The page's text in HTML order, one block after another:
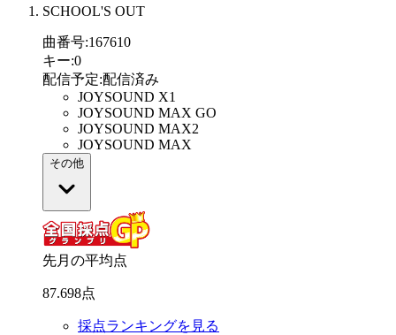
SCHOOL'S OUT
曲番号:167610
キー:0
配信予定:配信済み
JOYSOUND X1
JOYSOUND MAX GO
JOYSOUND MAX2
JOYSOUND MAX
その他
先月の平均点
87.698点
採点ランキングを見る